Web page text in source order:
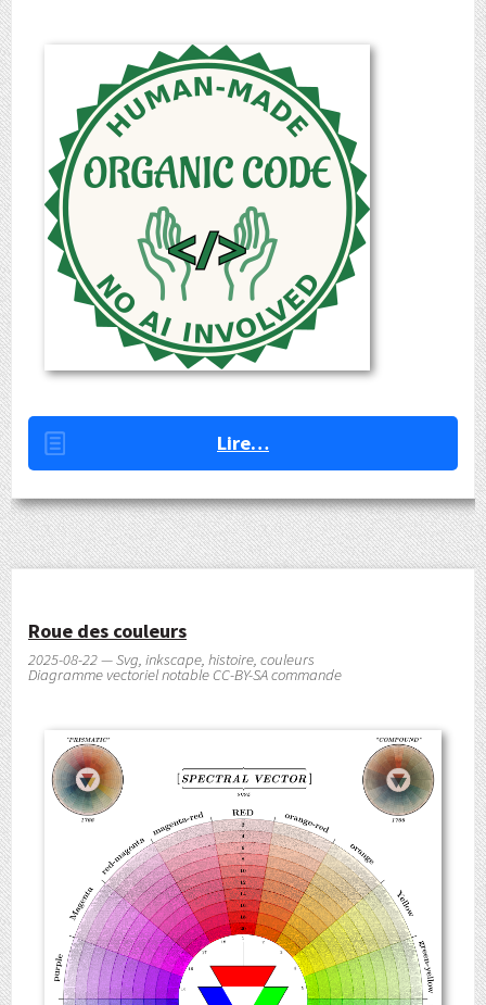
Lire…
Roue des couleurs
2025-08-22 — Svg, inkscape, histoire, couleurs
Diagramme vectoriel notable CC-BY-SA commande